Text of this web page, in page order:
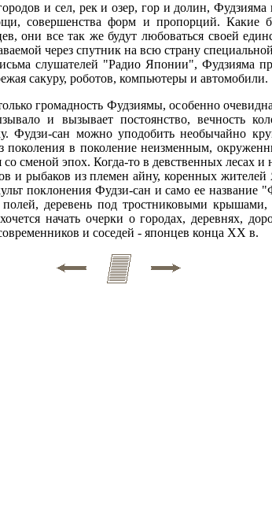
и сел, рек и озер, гор и долин, Фудзияма
совершенства форм и пропорций. Какие
они все так же будут любоваться своей
через спутник на всю страну
слушателей "Радио Японии", Фудзияма
сакуру, роботов, компьютеры и автомобили.
громадность Фудзиямы, особенно
и вызывает постоянство, вечность
Фудзи-сан можно уподобить необычайно
поколения в поколение неизменным,
сменой эпох. Когда-то в девственных лесах и
и рыбаков из племен айну, коренных
поклонения Фудзи-сан и само ее название
деревень под тростниковыми крышами,
начать очерки о городах, деревнях,
и соседей - японцев конца XX в.